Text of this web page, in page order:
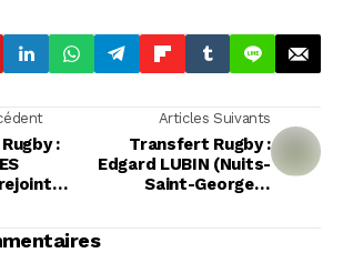
:
Articles Suivants
Transfert Rugby :
Edgard LUBIN (Nuits-
Saint-Georges)